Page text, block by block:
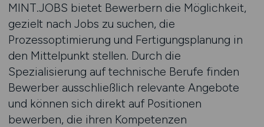
MINT.JOBS bietet Bewerbern die Möglichkeit,
gezielt nach Jobs zu suchen, die
Prozessoptimierung und Fertigungsplanung in
den Mittelpunkt stellen. Durch die
Spezialisierung auf technische Berufe finden
Bewerber ausschließlich relevante Angebote
und können sich direkt auf Positionen
bewerben, die ihren Kompetenzen